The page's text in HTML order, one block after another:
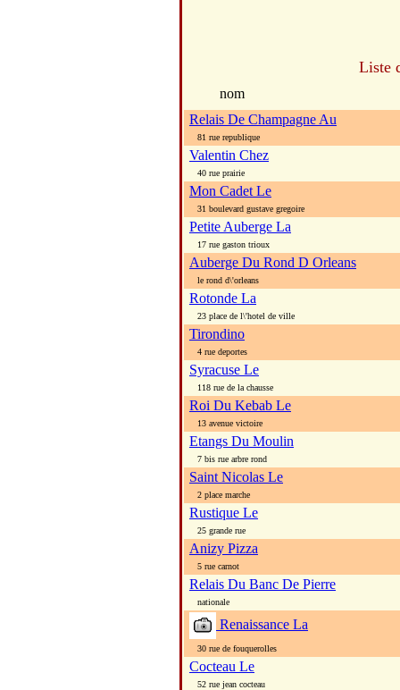
Liste
nom
Relais De Champagne Au
81 rue republique
Valentin Chez
40 rue prairie
Mon Cadet Le
31 boulevard gustave gregoire
Petite Auberge La
17 rue gaston trioux
Auberge Du Rond D Orleans
le rond d\'orleans
Rotonde La
23 place de l\'hotel de ville
Tirondino
4 rue deportes
Syracuse Le
118 rue de la chausse
Roi Du Kebab Le
13 avenue victoire
Etangs Du Moulin
7 bis rue arbre rond
Saint Nicolas Le
2 place marche
Rustique Le
25 grande rue
Anizy Pizza
5 rue carnot
Relais Du Banc De Pierre
nationale
Renaissance La
30 rue de fouquerolles
Cocteau Le
52 rue jean cocteau